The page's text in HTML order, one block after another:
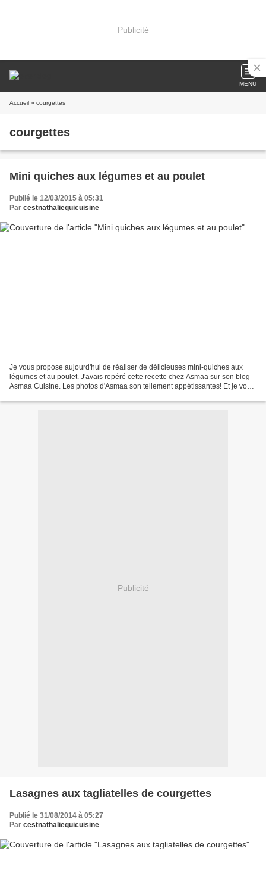
Publicité
MENU
Accueil » courgettes
courgettes
Mini quiches aux légumes et au poulet
Publié le 12/03/2015 à 05:31
Par cestnathaliequicuisine
Je vous propose aujourd'hui de réaliser de délicieuses mini-quiches aux
légumes et au poulet. J'avais repéré cette recette chez Asmaa sur son blog
Asmaa Cuisine. Les photos d'Asmaa son tellement appétissantes! Et je vous
Publicité
Lasagnes aux tagliatelles de courgettes
Publié le 31/08/2014 à 05:27
Par cestnathaliequicuisine